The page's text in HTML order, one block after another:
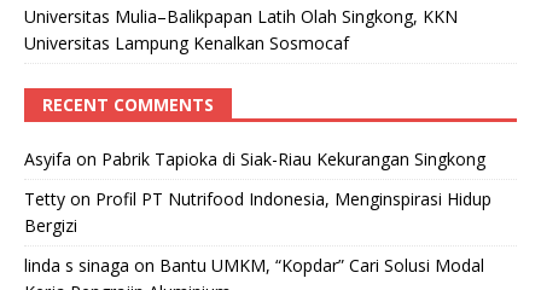
Universitas Mulia–Balikpapan Latih Olah Singkong, KKN
Universitas Lampung Kenalkan Sosmocaf
RECENT COMMENTS
Asyifa on Pabrik Tapioka di Siak-Riau Kekurangan Singkong
Tetty on Profil PT Nutrifood Indonesia, Menginspirasi Hidup
Bergizi
linda s sinaga on Bantu UMKM, “Kopdar” Cari Solusi Modal